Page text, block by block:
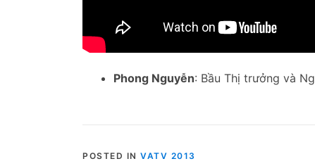
Phong Nguyễn: Bầu Thị trưởng và
POSTED IN VATV 2013